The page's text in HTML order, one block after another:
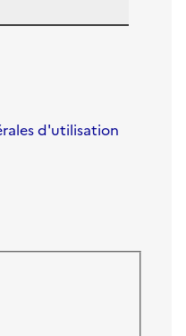
d'utilisation